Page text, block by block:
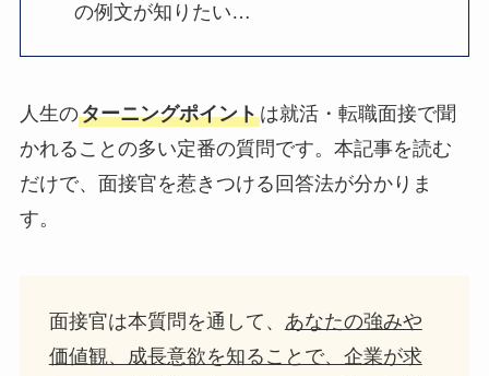
の例文が知りたい…
人生のターニングポイントは就活・転職面接で聞
かれることの多い定番の質問です。本記事を読む
だけで、面接官を惹きつける回答法が分かりま
す。
面接官は本質問を通して、 あなたの強みや
価値観、成長意欲を知ることで、企業が求